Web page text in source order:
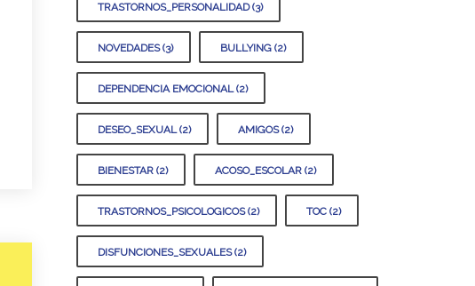
TRASTORNOS_PERSONALIDAD (3)
NOVEDADES (3) BULLYING (2)
DEPENDENCIA EMOCIONAL (2)
DESEO_SEXUAL (2) AMIGOS (2)
BIENESTAR (2) ACOSO_ESCOLAR (2)
TRASTORNOS_PSICOLOGICOS (2) TOC (2)
DISFUNCIONES_SEXUALES (2)